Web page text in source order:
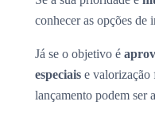
conhecer as opções de
Já se o objetivo é
especiais e valorização
lançamento podem ser